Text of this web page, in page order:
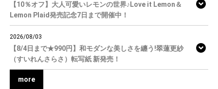
【10％オフ】大人可愛いレモンの世界♪Love it Lemon＆
Lemon Plaid発売記念7日まで開催中！
2026/08/03
【8/4日まで★990円】和モダンな美しさを纏う!翠蓮更紗
（すいれんさらさ）転写紙 新発売！
more